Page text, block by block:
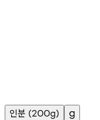
인분 (200g) g